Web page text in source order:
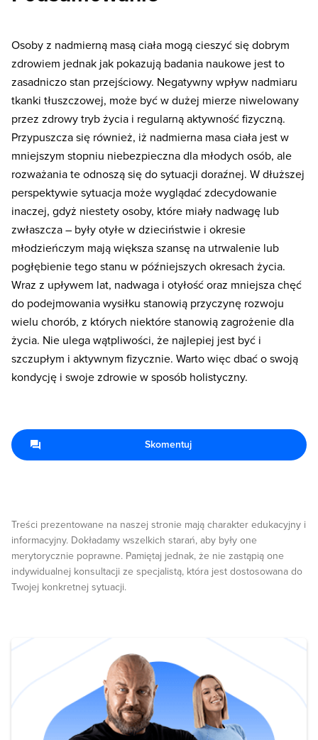
Osoby z nadmierną masą ciała mogą cieszyć się dobrym
zdrowiem jednak jak pokazują badania naukowe jest to
zasadniczo stan przejściowy. Negatywny wpływ nadmiaru
tkanki tłuszczowej, może być w dużej mierze niwelowany
przez zdrowy tryb życia i regularną aktywność fizyczną.
Przypuszcza się również, iż nadmierna masa ciała jest w
mniejszym stopniu niebezpieczna dla młodych osób, ale
rozważania te odnoszą się do sytuacji doraźnej. W dłuższej
perspektywie sytuacja może wyglądać zdecydowanie
inaczej, gdyż niestety osoby, które miały nadwagę lub
zwłaszcza – były otyłe w dzieciństwie i okresie
młodzieńczym mają większa szansę na utrwalenie lub
pogłębienie tego stanu w późniejszych okresach życia.
Wraz z upływem lat, nadwaga i otyłość oraz mniejsza chęć
do podejmowania wysiłku stanowią przyczynę rozwoju
wielu chorób, z których niektóre stanowią zagrożenie dla
życia. Nie ulega wątpliwości, że najlepiej jest być i
szczupłym i aktywnym fizycznie. Warto więc dbać o swoją
kondycję i swoje zdrowie w sposób holistyczny.
Treści prezentowane na naszej stronie mają charakter edukacyjny i
informacyjny. Dokładamy wszelkich starań, aby były one
merytorycznie poprawne. Pamiętaj jednak, że nie zastąpią one
indywidualnej konsultacji ze specjalistą, która jest dostosowana do
Twojej konkretnej sytuacji.
Skomentuj